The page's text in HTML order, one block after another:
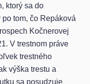
ktorý sa do
tom, čo Repáková
Kočnerovej
V trestnom práve
trestného
výška trestu a
sa posudzuje